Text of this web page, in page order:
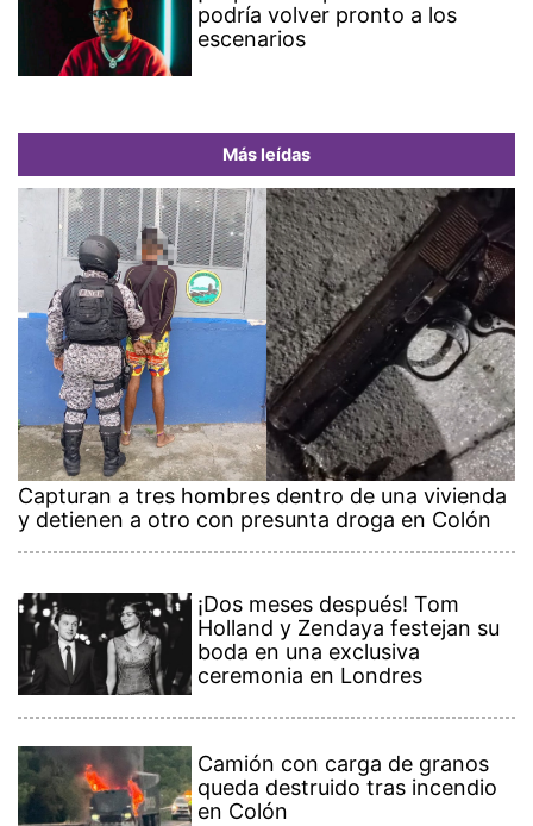
podría volver pronto a los
escenarios
Más leídas
Capturan a tres hombres dentro de una vivienda
y detienen a otro con presunta droga en Colón
¡Dos meses después! Tom
Holland y Zendaya festejan su
boda en una exclusiva
ceremonia en Londres
Camión con carga de granos
queda destruido tras incendio
en Colón